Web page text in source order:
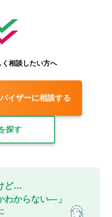
相談したい方へ
イザーに相談する
探す
ど…
わからない—」